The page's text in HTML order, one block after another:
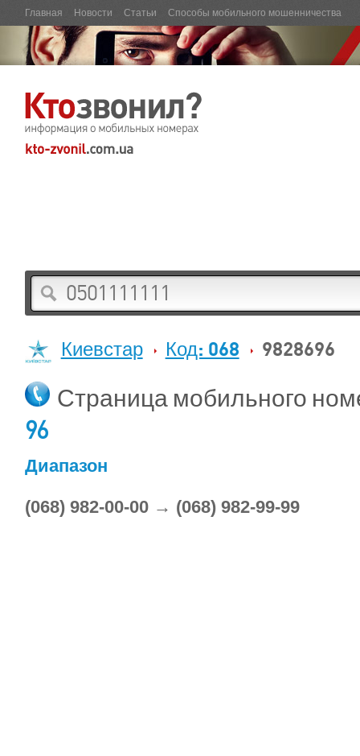
Главная Новости Статьи Способы мобильного мошенничества
Киевстар Код: 068 9828696
Страница мобильного
96
Диапазон
(068) 982-00-00 → (068) 982-99-99